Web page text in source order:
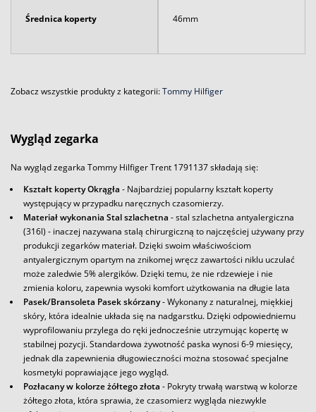
Średnica koperty 46mm
Zobacz wszystkie produkty z kategorii:Tommy Hilfiger
Wygląd zegarka
Na wygląd zegarka Tommy Hilfiger Trent 1791137 składają się:
Kształt koperty Okrągła - Najbardziej popularny kształt koperty
występujący w przypadku naręcznych czasomierzy.
Materiał wykonania Stal szlachetna - stal szlachetna antyalergiczna
(316l) - inaczej nazywana stalą chirurgiczną to najczęściej używany przy
produkcji zegarków materiał. Dzięki swoim właściwościom
antyalergicznym opartym na znikomej wręcz zawartości niklu uczulać
może zaledwie 5% alergików. Dzięki temu, że nie rdzewieje i nie
zmienia koloru, zapewnia wysoki komfort użytkowania na długie lata
Pasek/Bransoleta Pasek skórzany- Wykonany z naturalnej, miękkiej
skóry, która idealnie układa się na nadgarstku. Dzięki odpowiedniemu
wyprofilowaniu przylega do ręki jednocześnie utrzymując kopertę w
stabilnej pozycji. Standardowa żywotność paska wynosi 6-9 miesięcy,
jednak dla zapewnienia długowieczności można stosować specjalne
kosmetyki poprawiające jego wygląd.
Pozłacany w kolorze żółtego złota - Pokryty trwałą warstwą w kolorze
żółtego złota, która sprawia, że czasomierz wygląda niezwykle